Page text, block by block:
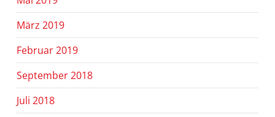
März 2019
Februar 2019
September 2018
Juli 2018